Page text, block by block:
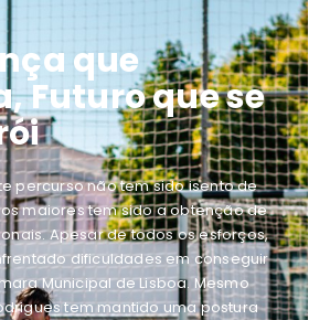
que
Futuro que se
percurso não tem sido isento de
maiores tem sido a obtenção de
Apesar de todos os esforços,
dificuldades em conseguir
Municipal de Lisboa. Mesmo
tem mantido uma postura